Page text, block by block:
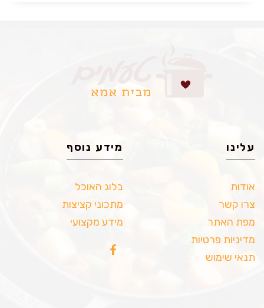
עלינו
אודות
צרו קשר
מפת האתר
מדיניות פרטיות
תנאי שימוש
מידע נוסף
בלוג האוכל
מתכוני קציצות
מידע מקצועי